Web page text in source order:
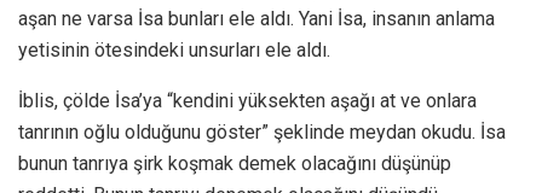
aşan ne varsa İsa bunları ele aldı. Yani İsa, insanın anlama
yetisinin ötesindeki unsurları ele aldı.
İblis, çölde İsa’ya “kendini yüksekten aşağı at ve onlara
tanrının oğlu olduğunu göster” şeklinde meydan okudu. İsa
bunun tanrıya şirk koşmak demek olacağını düşünüp